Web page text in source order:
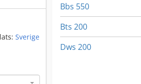
Sverige
Bbs 550
Bts 200
Dws 200